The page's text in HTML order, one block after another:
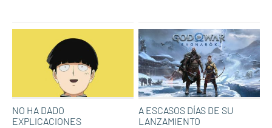
NO HA DADO
EXPLICACIONES
A ESCASOS DÍAS DE SU
LANZAMIENTO